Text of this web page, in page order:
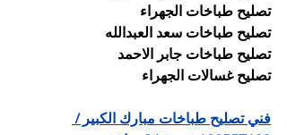
تصليح طباخات الجهراء
تصليح طباخات سعد العبدالله
تصليح طباخات جابر الاحمد
تصليح غسالات الجهراء
فني تصليح طباخات مبارك الكبير /